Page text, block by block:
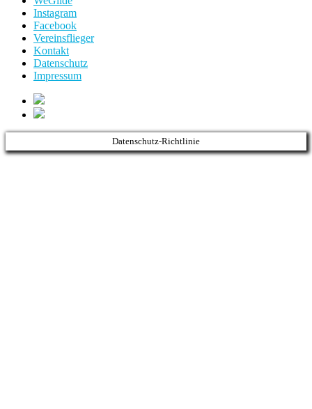
Instagram
Facebook
Vereinsflieger
Kontakt
Datenschutz
Impressum
Datenschutz-Richtlinie